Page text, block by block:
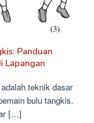
Panduan
Lapangan
teknik dasar
bulu tangkis.
[…]